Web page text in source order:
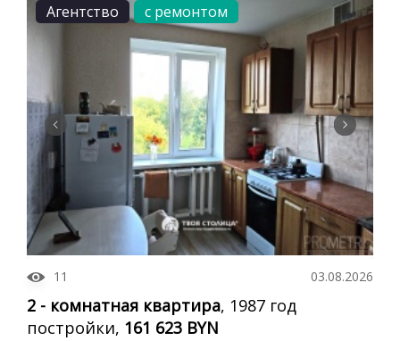
Агентство
с ремонтом
11 03.08.2026
2 - комнатная квартира, 1987 год
постройки, 161 623 BYN